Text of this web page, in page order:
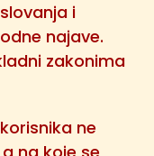
i
najave.
zakonima
ne